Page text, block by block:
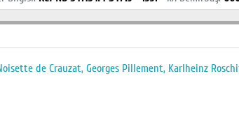
de Crauzat, Georges Pillement, Karlheinz